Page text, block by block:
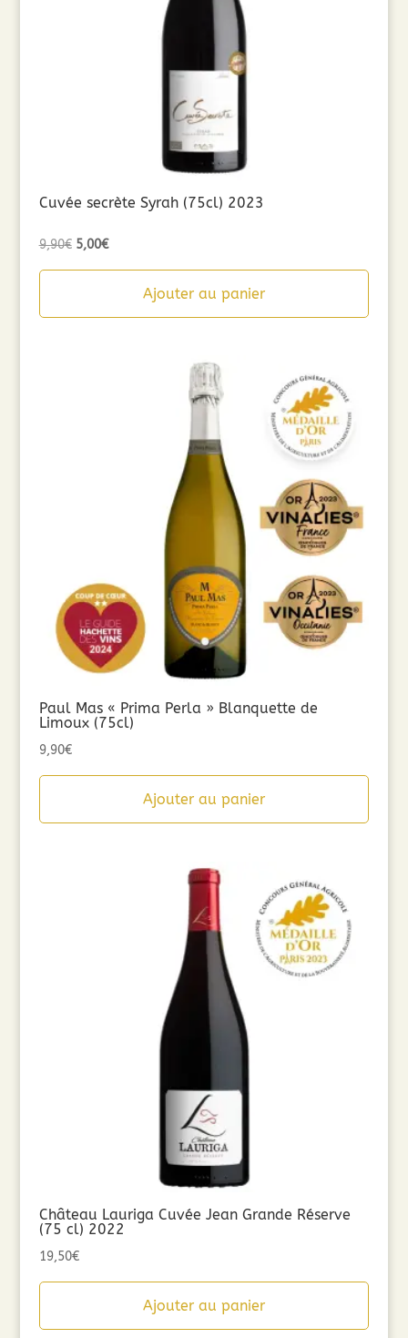
Cuvée secrète Syrah (75cl) 2023
9,90€ Le
5,00€Le
Ajouter au panier
Paul Mas « Prima Perla » Blanquette de
Limoux (75cl)
9,90€
Ajouter au panier
Château Lauriga Cuvée Jean Grande Réserve
(75 cl) 2022
19,50€
Ajouter au panier